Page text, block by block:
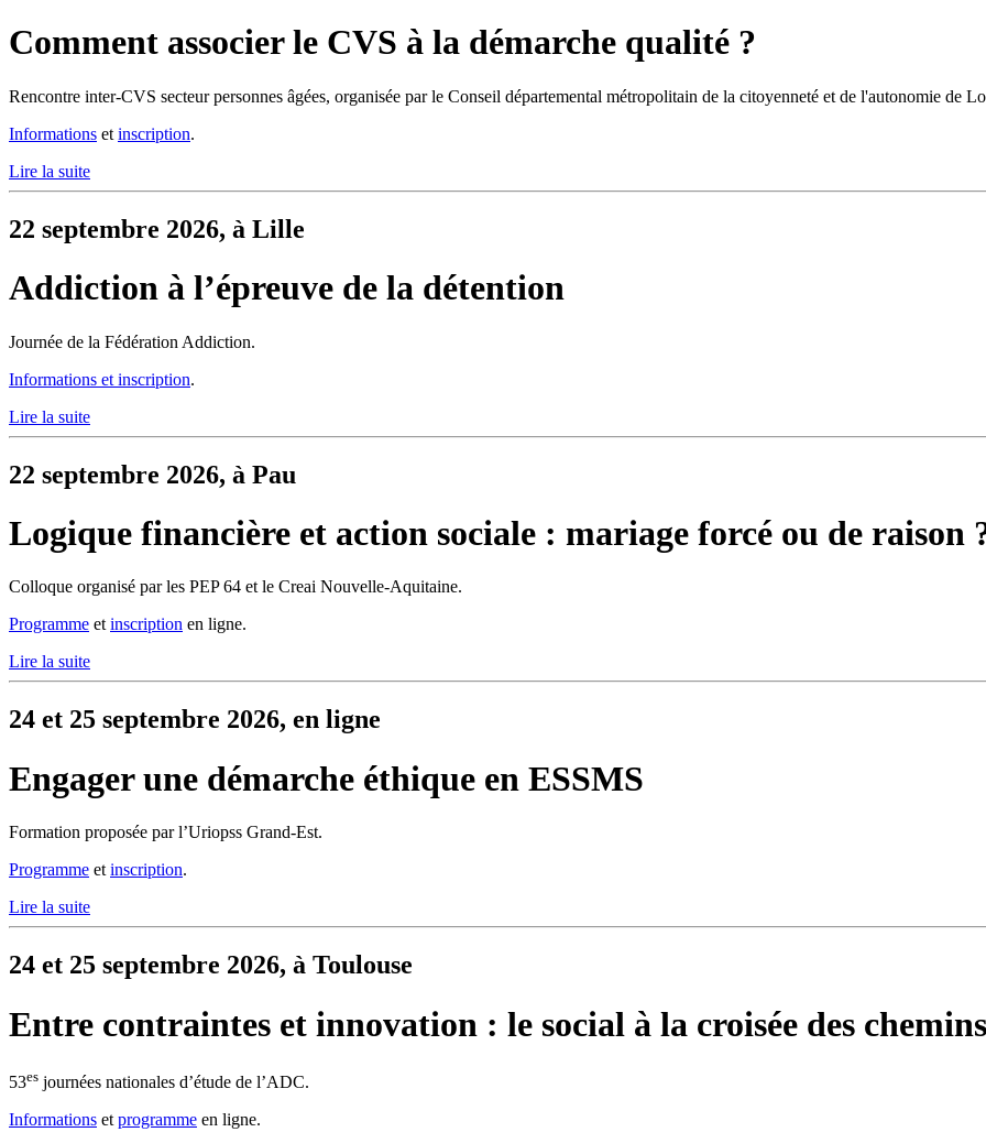
Comment associer le CVS à la démarche qualité ?
Rencontre inter-CVS secteur personnes âgées, organisée par le Conseil départemental métropolitain de la citoyenneté et de l'autonomie de
Informations et inscription.
Lire la suite
22 septembre 2026, à Lille
Addiction à l’épreuve de la détention
Journée de la Fédération Addiction.
Informations et inscription.
Lire la suite
22 septembre 2026, à Pau
Logique financière et action sociale : mariage forcé ou de raison
Colloque organisé par les PEP 64 et le Creai Nouvelle-Aquitaine.
Programme etinscription en ligne.
Lire la suite
24 et 25 septembre 2026, en ligne
Engager une démarche éthique en ESSMS
Formation proposée par l’Uriopss Grand-Est.
Programme et inscription.
Lire la suite
24 et 25 septembre 2026, à Toulouse
Entre contraintes et innovation : le social à la croisée des chemins
53es journées nationales d’étude de l’ADC.
Informations et programme en ligne.